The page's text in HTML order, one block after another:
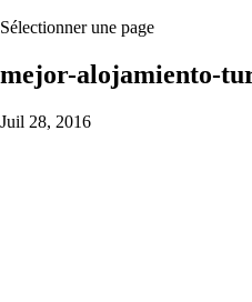
Sélectionner une page
mejor-alojamiento-
Juil 28, 2016